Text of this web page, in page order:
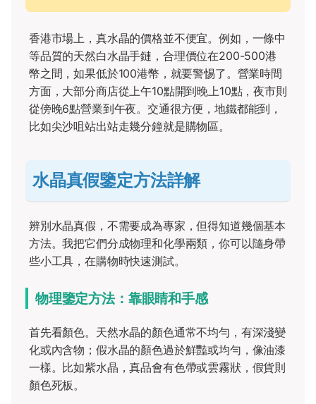
香港市場上，真水晶的價格並不便宜。例如，一條中
等品質的天然白水晶手鏈，合理價位在200-500港
幣之間，如果低於100港幣，就要警惕了。營業時間
方面，大部分商店從上午10點開到晚上10點，夜市則
從傍晚6點營業到午夜。交通很方便，地鐵都能到，
比如尖沙咀站出站走幾分鐘就是購物區。
水晶真假鑒定方法詳解
辨別水晶真假，不需要成為專家，但得知道幾個基本
方法。我把它們分成物理和化學兩類，你可以隨身帶
些小工具，在購物時快速測試。
物理鑒定方法：靠眼睛和手感
首先看顏色。天然水晶的顏色通常不均勻，有深淺變
化或內含物；假水晶的顏色過於鮮豔或均勻，像油漆
一樣。比如紫水晶，真品會有色帶或雲霧狀，假貨則
顏色死板。